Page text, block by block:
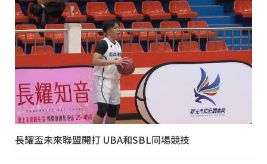
長耀盃未來聯盟開打 UBA和SBL同場競技